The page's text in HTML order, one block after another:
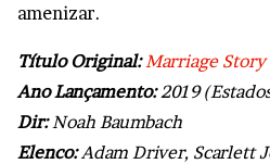
amenizar.
Título Original: Marriage Story
Ano Lançamento:2019
Dir: Noah Baumbach
Elenco:Adam Driver, Scarlett